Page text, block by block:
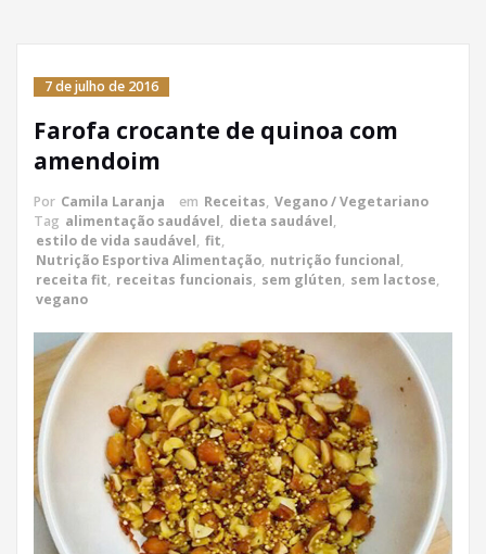
7 de julho de 2016
Farofa crocante de quinoa com
amendoim
Por Camila Laranja em Receitas, Vegano / Vegetariano
Tag alimentação saudável, dieta saudável,
estilo de vida saudável, fit,
Nutrição Esportiva Alimentação, nutrição funcional,
receita fit, receitas funcionais, sem glúten, sem lactose,
vegano